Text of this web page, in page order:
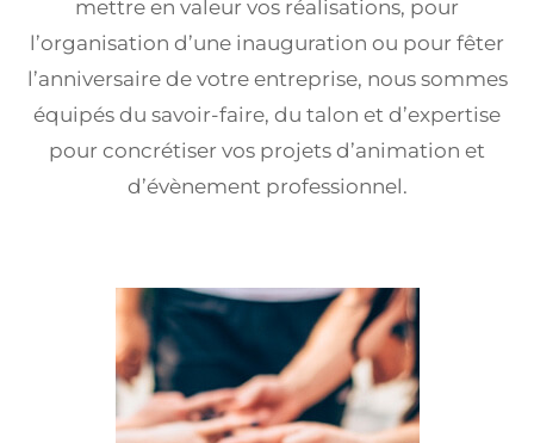
mettre en valeur vos réalisations, pour
l’organisation d’une inauguration ou pour fêter
l’anniversaire de votre entreprise, nous sommes
équipés du savoir-faire, du talon et d’expertise
pour concrétiser vos projets d’animation et
d’évènement professionnel.